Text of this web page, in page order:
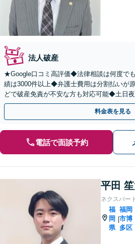
法人破産
★Google口コミ高評価◆法律相談は何度で
績は3000件以上◆弁護士費用は分割払いが
どで破産免責が不安な方も対応可能◆土日
気軽にご相談ください。
料金表を見る
電話で面談予約
平田
ネクスパー
福
岡
県
|
福岡
市博
多区